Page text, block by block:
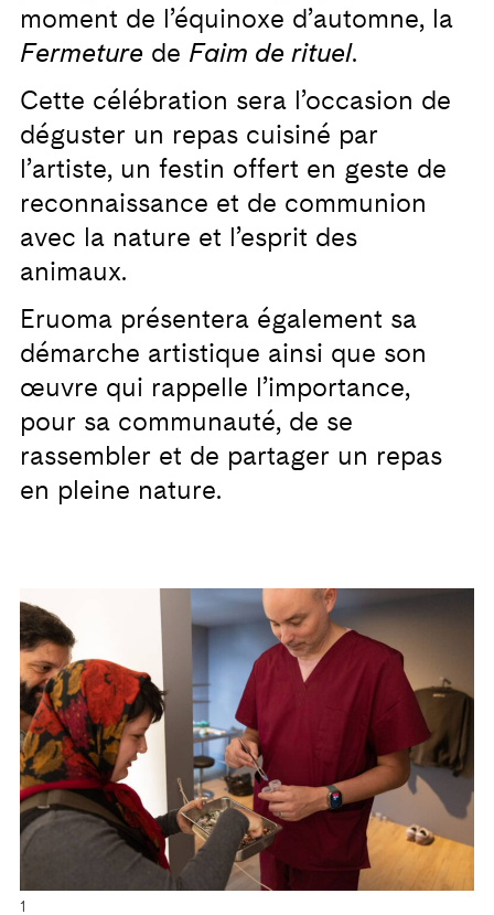
moment de l’équinoxe d’automne, la
Fermeture de Faim de rituel.
Cette célébration sera l’occasion de
déguster un repas cuisiné par
l’artiste, un festin offert en geste de
reconnaissance et de communion
avec la nature et l’esprit des
animaux.
Eruoma présentera également sa
démarche artistique ainsi que son
œuvre qui rappelle l’importance,
pour sa communauté, de se
rassembler et de partager un repas
en pleine nature.
1